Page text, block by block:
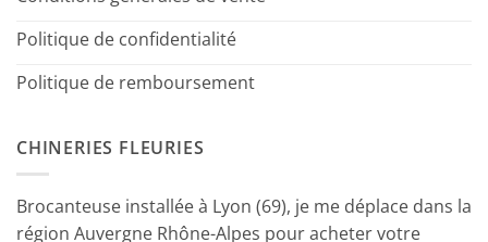
Politique de confidentialité
Politique de remboursement
CHINERIES FLEURIES
Brocanteuse installée à Lyon (69), je me déplace dans la
région Auvergne Rhône-Alpes pour acheter votre